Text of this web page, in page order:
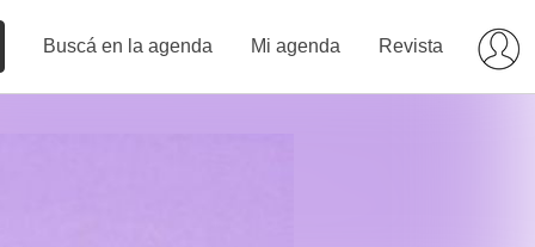
Buscá en la agenda Mi agenda Revista